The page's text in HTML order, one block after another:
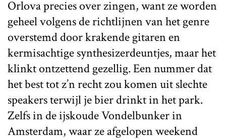
Orlova precies over zingen, want ze worden
geheel volgens de richtlijnen van het genre
overstemd door krakende gitaren en
kermisachtige synthesizerdeuntjes, maar het
klinkt ontzettend gezellig. Een nummer dat
het best tot z’n recht zou komen uit slechte
speakers terwijl je bier drinkt in het park.
Zelfs in de ijskoude Vondelbunker in
Amsterdam, waar ze afgelopen weekend